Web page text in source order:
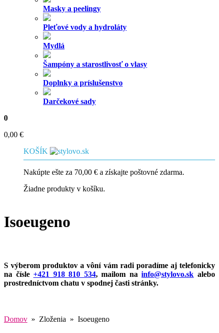
Masky a peelingy
Pleťové vody a hydroláty
Mydlá
Šampóny a starostlivosť o vlasy
Doplnky a príslušenstvo
Darčekové sady
0
0,00 €
KOŠÍK
Nakúpte ešte za 70,00 € a získajte poštovné zdarma.
Žiadne produkty v košíku.
Isoeugeno
S výberom produktov a vôní vám radi poradíme aj telefonicky
na čísle+421 918 810 534, mailom nainfo@stylovo.sk alebo
prostredníctvom chatu v spodnej časti stránky.
Domov » Zloženia » Isoeugeno